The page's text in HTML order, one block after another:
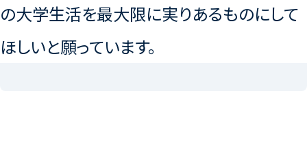
の大学生活を最大限に実りあるものにして
ほしいと願っています。